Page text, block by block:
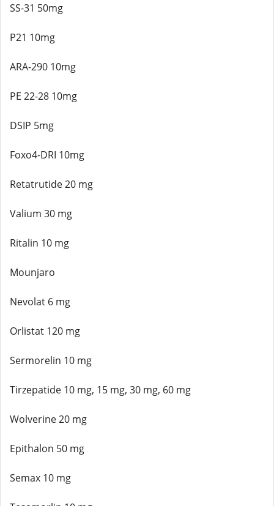
SS-31 50mg
P21 10mg
ARA-290 10mg
PE 22-28 10mg
DSIP 5mg
Foxo4-DRI 10mg
Retatrutide 20 mg
Valium 30 mg
Ritalin 10 mg
Mounjaro
Nevolat 6 mg
Orlistat 120 mg
Sermorelin 10 mg
Tirzepatide 10 mg, 15 mg, 30 mg, 60 mg
Wolverine 20 mg
Epithalon 50 mg
Semax 10 mg